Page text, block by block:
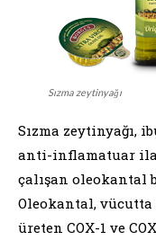
Sızma zeytinyağı
Sızma zeytinyağı,
anti-inflamatuar
çalışan oleokantal
Oleokantal,
üreten COX-1 ve